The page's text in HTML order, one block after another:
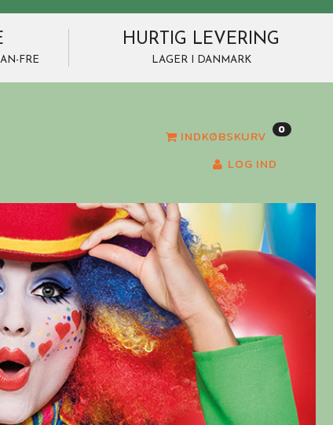
FRE
HURTIG LEVERING
LAGER I DANMARK
INDKØBSKURV 0
LOG IND